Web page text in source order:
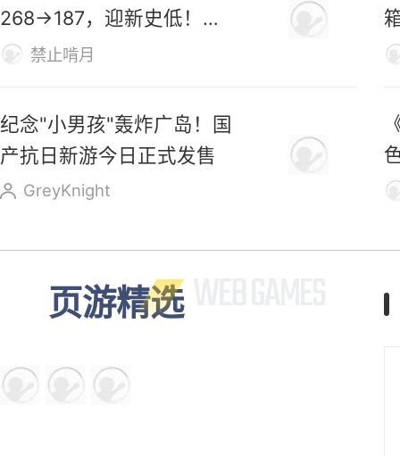
268→187，迎新史低！玩
家：卖1000都不贵
禁止啃月
纪念"小男孩"轰炸广岛！国
产抗日新游今日正式发售
GreyKnight
页游精选